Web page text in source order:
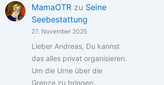
MamaOTR zu Seine
Seebestattung
27. November 2025
Lieber Andreas, Du kannst
das alles privat organisieren.
Um die Urne über die
Grenze zu bringen,